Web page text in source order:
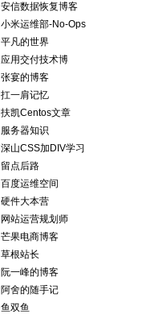
安信数据恢复博客
小米运维部-No-Ops
平凡的世界
应用交付技术博
张宴的博客
扛一肩记忆
扶凯Centos文章
服务器知识
深山CSS加DIV学习
留点后路
百度运维空间
硬件大本营
网站运营规划师
芒果电商博客
草根站长
阮一峰的博客
阿舍的随手记
鱼双鱼